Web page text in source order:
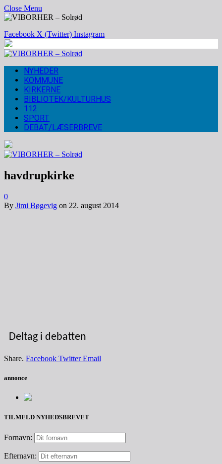
Close Menu
Facebook X (Twitter) Instagram
NYHEDER
KOMMUNE
KIRKERNE
BIBLIOTEK/KULTURHUS
112
SPORT
DEBAT/LÆSERBREVE
havdrupkirke
0
By Jimi Bøgevig on 22. august 2014
Deltag i debatten
Share. Facebook Twitter Email
annonce
TILMELD NYHEDSBREVET
Fornavn:
Efternavn: